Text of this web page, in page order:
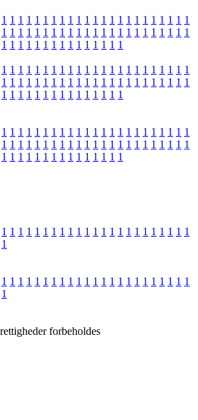
1 1 1 1 1 1 1 1 1 1 1 1 1 1 1 1 1 1 1 1 1 1 1
1 1 1 1 1 1 1 1 1 1 1 1 1 1 1 1 1 1 1 1 1 1 1
1 1 1 1 1 1 1 1 1 1 1 1 1 1 1
1 1 1 1 1 1 1 1 1 1 1 1 1 1 1 1 1 1 1 1 1 1 1
1 1 1 1 1 1 1 1 1 1 1 1 1 1 1 1 1 1 1 1 1 1 1
1 1 1 1 1 1 1 1 1 1 1 1 1 1 1
1 1 1 1 1 1 1 1 1 1 1 1 1 1 1 1 1 1 1 1 1 1 1
1 1 1 1 1 1 1 1 1 1 1 1 1 1 1 1 1 1 1 1 1 1 1
1 1 1 1 1 1 1 1 1 1 1 1 1 1 1
1 1 1 1 1 1 1 1 1 1 1 1 1 1 1 1 1 1 1 1 1 1 1
1
1 1 1 1 1 1 1 1 1 1 1 1 1 1 1 1 1 1 1 1 1 1 1
1
forbeholdes